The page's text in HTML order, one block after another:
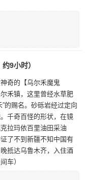
9小时）
奇的【乌尔禾魔鬼
禾镇，这里曾经水草肥
的赐名。砂砾岩经过定向
千奇百怪的形状，在镜
拉玛依百里油田采油
了不到新疆不知中国有
抵达乌鲁木齐，入住酒
车）